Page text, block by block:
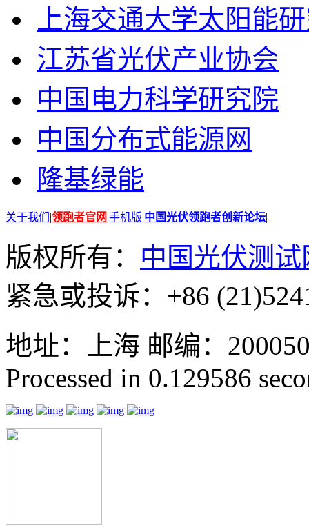
上海交通大学太阳能
江苏省光伏产业协会
中国电力科学研究院
中国分布式能源网
隆基绿能
关于我们 |领跑者官网|手机版|中国光伏领跑者创新论坛|
版权所有： 中国光伏测试
紧急或投诉：+86
地址：上海 邮编：
Processed in 0.129586